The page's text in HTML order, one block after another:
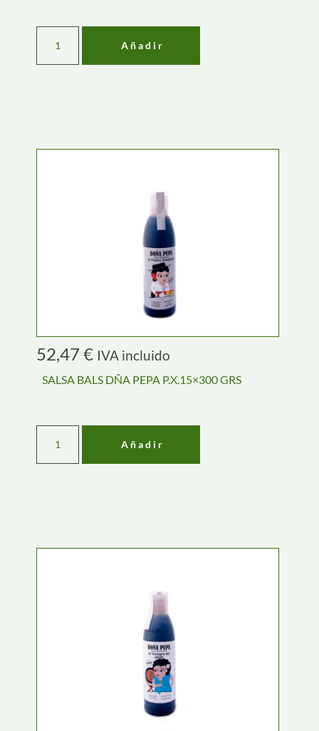
Añadir
52,47 € IVA incluido
SALSA BALS DÑA PEPA P.X.15×300 GRS
Añadir